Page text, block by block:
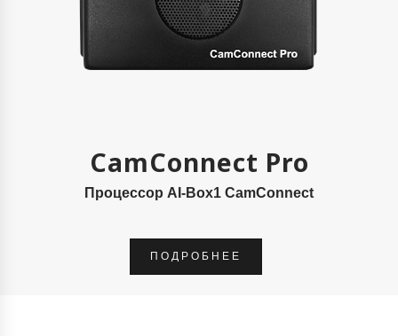
CamConnect Pro
Процессор AI-Box1 CamConnect
ПОДРОБНЕЕ